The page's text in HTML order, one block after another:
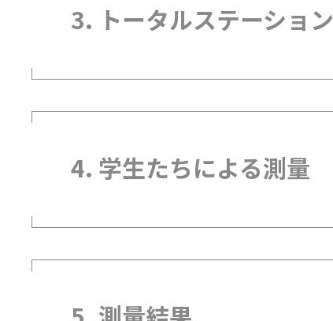
3. トータルステーション
4. 学生たちによる測量